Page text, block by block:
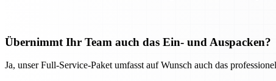
Übernimmt Ihr Team auch das Ein- und Auspacken?
Ja, unser Full-Service-Paket umfasst auf Wunsch auch das